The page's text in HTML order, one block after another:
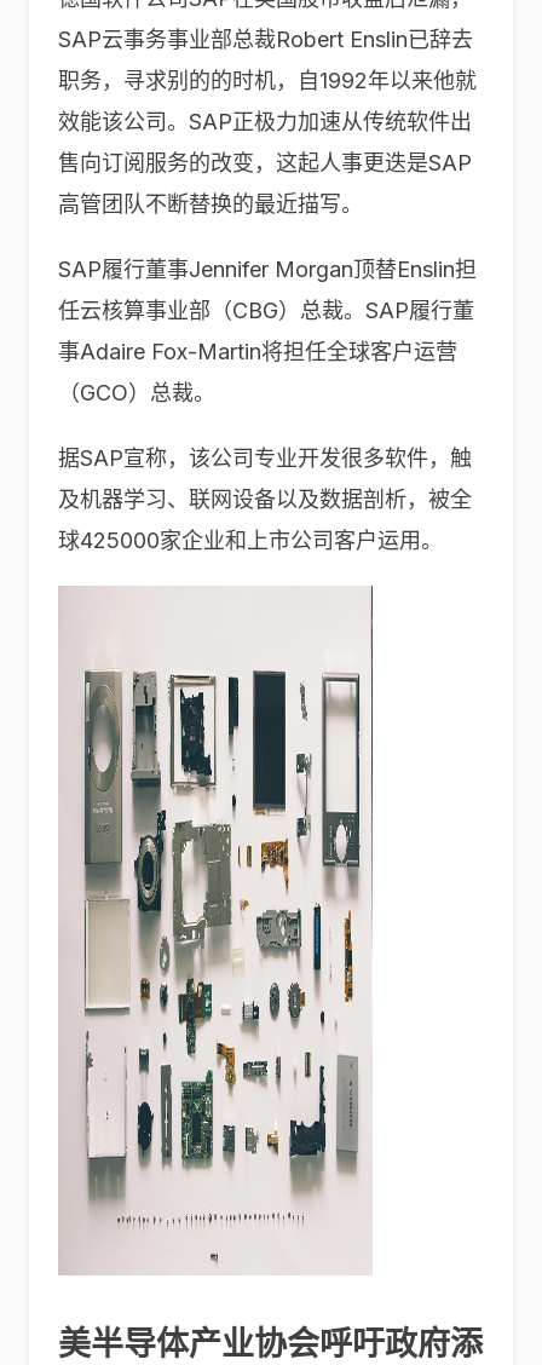
SAP云事务事业部总裁Robert Enslin已辞去
职务，寻求别的的时机，自1992年以来他就
效能该公司。SAP正极力加速从传统软件出
售向订阅服务的改变，这起人事更迭是SAP
高管团队不断替换的最近描写。
SAP履行董事Jennifer Morgan顶替Enslin担
任云核算事业部（CBG）总裁。SAP履行董
事Adaire Fox-Martin将担任全球客户运营
（GCO）总裁。
据SAP宣称，该公司专业开发很多软件，触
及机器学习、联网设备以及数据剖析，被全
球425000家企业和上市公司客户运用。
美半导体产业协会呼吁政府添